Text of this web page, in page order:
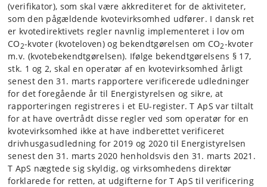
(verifikator), som skal være akkrediteret for de aktiviteter,
som den pågældende kvotevirksomhed udfører. I dansk ret
er kvotedirektivets regler navnlig implementeret i lov om
CO 2-kvoter (kvoteloven) og bekendtgørelsen om CO2-kvoter
m.v. (kvotebekendtgørelsen). Ifølge bekendtgørelsens § 17,
stk. 1 og 2, skal en operatør af en kvotevirksomhed årligt
senest den 31. marts rapportere verificerede udledninger
for det foregående år til Energistyrelsen og sikre, at
rapporteringen registreres i et EU-register. T ApS var tiltalt
for at have overtrådt disse regler ved som operatør for en
kvotevirksomhed ikke at have indberettet verificeret
drivhusgasudledning for 2019 og 2020 til Energistyrelsen
senest den 31. marts 2020 henholdsvis den 31. marts 2021.
T ApS nægtede sig skyldig, og virksomhedens direktør
forklarede for retten, at udgifterne for T ApS til verificering